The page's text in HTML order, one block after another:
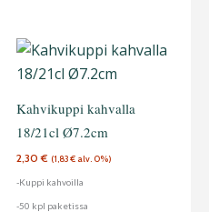
Kahvikuppi kahvalla
18/21cl Ø7.2cm
2,30€ (1,83€ alv. 0%)
-Kuppi kahvoilla
-50 kpl paketissa